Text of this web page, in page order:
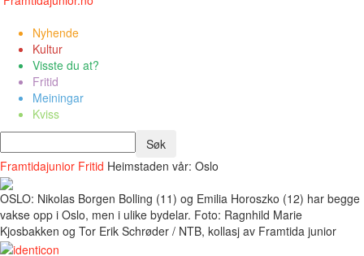
Nyhende
Kultur
Visste du at?
Fritid
Meiningar
Kviss
Framtidajunior Fritid Heimstaden vår: Oslo
OSLO: Nikolas Borgen Bolling (11) og Emilia Horoszko (12) har begge
vakse opp i Oslo, men i ulike bydelar. Foto: Ragnhild Marie
Kjosbakken og Tor Erik Schrøder / NTB, kollasj av Framtida junior